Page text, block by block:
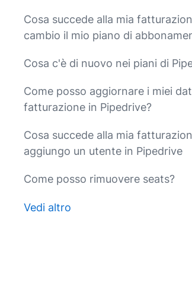
Cosa succede alla mia
cambio il mio piano di
Cosa c'è di nuovo nei piani di
Come posso aggiornare i miei
fatturazione in Pipedrive?
Cosa succede alla mia
aggiungo un utente in Pipedrive
Come posso rimuovere seats?
Vedi altro